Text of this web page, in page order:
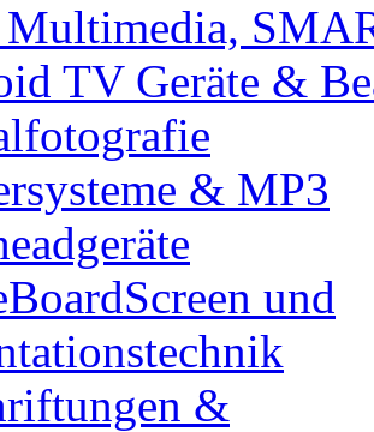
TV Geräte &
& MP3
und
&